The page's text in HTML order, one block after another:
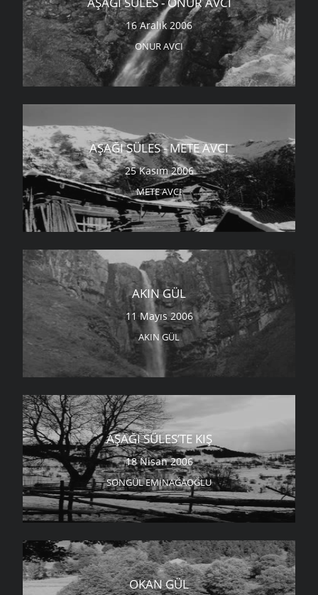
16 Aralık 2006
ONUR AVCI
AŞAĞI SÜLES - METE AVCI
25 Kasım 2006
METE AVCI
AKIN GÜL
11 Mayıs 2006
AKIN GÜL
AŞAĞI SÜLES’TE KIŞ
18 Nisan 2006
SONGÜL EMINAĞAOĞLU
OKAN GÜL